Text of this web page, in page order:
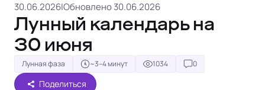
30.06.2026|Обновлено 30.06.2026
Лунный календарь на
30 июня
Лунная фаза ~3–4 минут 1034 0
Поделиться